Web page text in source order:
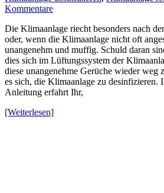
Kommentare
Die Klimaanlage riecht besonders nach
oder, wenn die Klimaanlage nicht oft
unangenehm und muffig. Schuld daran
dies sich im Lüftungssystem der
diese unangenehme Gerüche wieder weg
es sich, die Klimaanlage zu desinfizieren.
Anleitung erfahrt Ihr,
[Weiterlesen]